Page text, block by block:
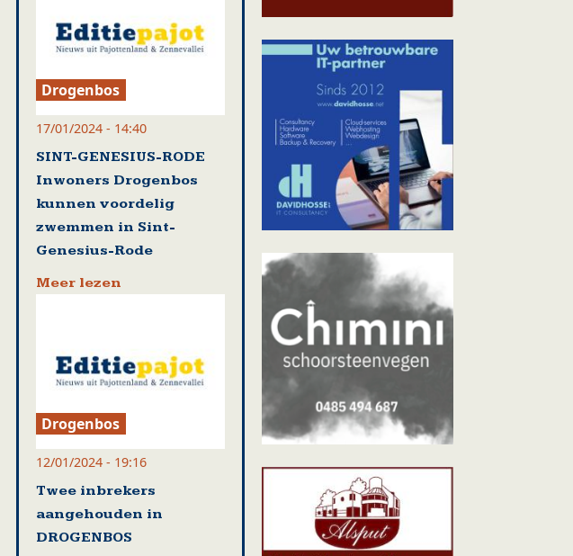
Drogenbos
17/01/2024 - 14:40
SINT-GENESIUS-RODE
Inwoners Drogenbos
kunnen voordelig
zwemmen in Sint-
Genesius-Rode
Meer lezen
Drogenbos
12/01/2024 - 19:16
Twee inbrekers
aangehouden in
DROGENBOS